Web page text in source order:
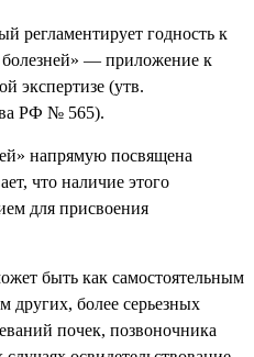
регламентирует годность к
болезней» — приложение к
экспертизе (утв.
РФ № 565).
напрямую посвящена
что наличие этого
для присвоения
быть как самостоятельным
других, более серьезных
почек, позвоночника